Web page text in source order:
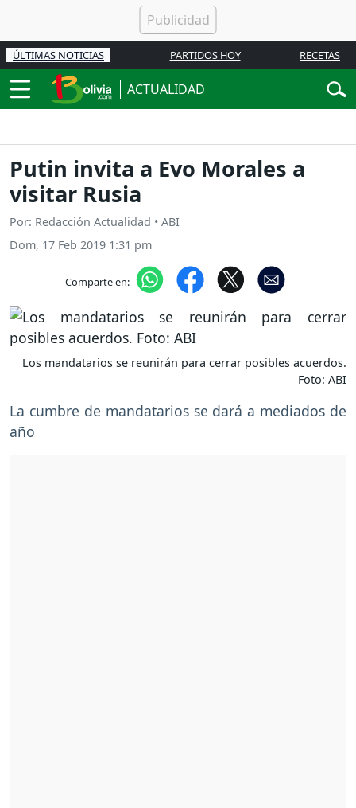
ÚLTIMAS NOTICIAS PARTIDOS HOY RECETAS
ACTUALIDAD
Putin invita a Evo Morales a
visitar Rusia
Por: Redacción Actualidad • ABI
Dom, 17 Feb 2019 1:31 pm
Comparte en:
Los mandatarios se reunirán para cerrar posibles acuerdos.
Foto: ABI
La cumbre de mandatarios se dará a mediados de
año